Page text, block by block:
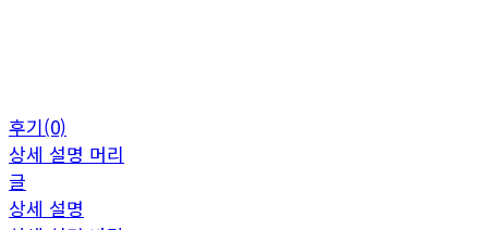
후기(0)
상세 설명 머리
글
상세 설명